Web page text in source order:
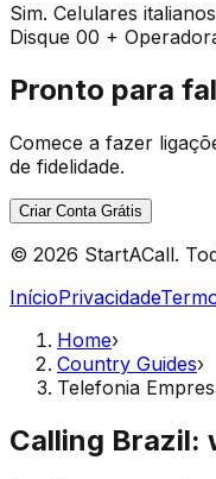
Sim. Celulares
Disque 00 +
Pronto para
Comece a fazer
de fidelidade.
Criar Conta Grátis
© 2026 StartACall.
InícioPrivacidade
Home›
Country Guides›
Telefonia
Calling Brazil: